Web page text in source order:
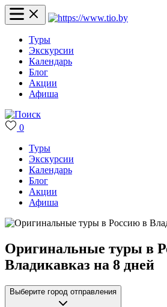
Туры
Экскурсии
Календарь
Блог
Акции
Афиша
0
Туры
Экскурсии
Календарь
Блог
Акции
Афиша
Оригинальные туры в
Владикавказ на 8 дней
Выберите город отправления